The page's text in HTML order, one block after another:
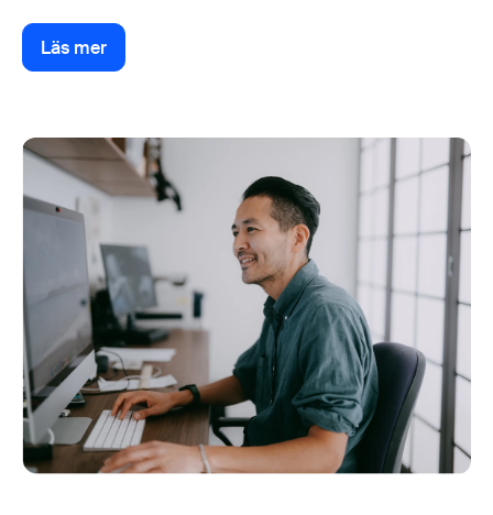
Läs mer
Läs mer